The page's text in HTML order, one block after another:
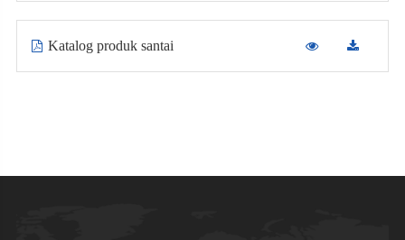
Katalog produk santai